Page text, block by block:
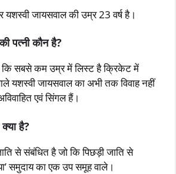
जायसवाल की उम्र 23 वर्ष है।
पत्नी कौन है?
कि सबसे कम उम्र में लिस्ट है क्रिकेट में
यशस्वी जायसवाल का अभी तक विवाह नहीं
एवं सिंगल हैं।
है?
से संबंधित है जो कि पिछड़ी जाति से
समुदाय का एक उप समूह वाले।